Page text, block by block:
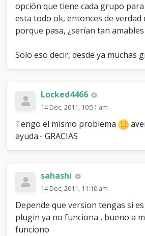
opción que tiene cada grupo
esta todo ok, entonces de
porque pasa, ¿serían tan
Solo eso decir, desde ya muchas
Locked4466
14 Dec, 2011, 10:51 am
Tengo el mismo problema
ayuda.- GRACIAS
sahashi
14 Dec, 2011, 11:10 am
Depende que version tengas si es
plugin ya no funciona , bueno a
funciono